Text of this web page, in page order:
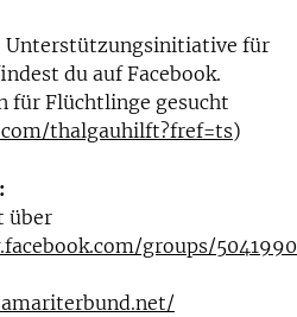
Unterstützungsinitiative für
du auf Facebook.
für Flüchtlinge gesucht
thalgauhilft?fref=ts)
über
groups/